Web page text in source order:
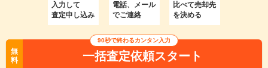
入力して
査定申し込み
電話、メール
でご連絡
比べて売却先
を決める
無
料
90秒で終わるカンタン入力
一括査定依頼スタート